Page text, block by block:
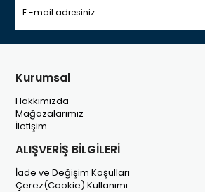
Kurumsal
Hakkımızda
Mağazalarımız
İletişim
ALIŞVERİŞ BİLGİLERİ
İade ve Değişim Koşulları
Çerez(Cookie) Kullanımı